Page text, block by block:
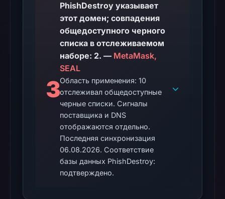
UTC.
No
conclusive
timestamped
response
is
available;
current
reachability
is
unverified.
Other
3
PhishDestroy указывает
этот домен; совпадения
общедоступного черного
списка в отслеживаемом
наборе: 2. — MetaMask,
SEAL
Область применения: 10
отслеживал общедоступные
черные списки. Сигналы
поставщика и DNS
отображаются отдельно.
Последняя синхронизация
06.08.2026. Соответствие
базы данных PhishDestroy:
подтверждено.